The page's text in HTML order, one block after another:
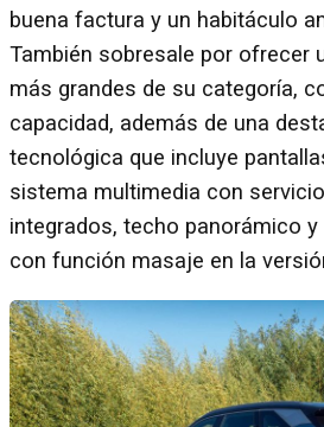
buena factura y un habitáculo
También sobresale por ofrecer
más grandes de su categoría,
capacidad, además de una
tecnológica que incluye
sistema multimedia con
integrados, techo panorámico
con función masaje en la